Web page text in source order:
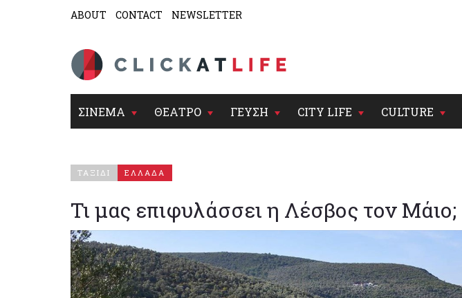
ABOUT CONTACT NEWSLETTER
ΣΙΝΕΜΑ ΘΕΑΤΡΟ ΓΕΥΣΗ CITY LIFE CULTURE
ΤΑΞΙΔΙ ΕΛΛΑΔΑ
Τι μας επιφυλάσσει η Λέσβος τον Μάιο;